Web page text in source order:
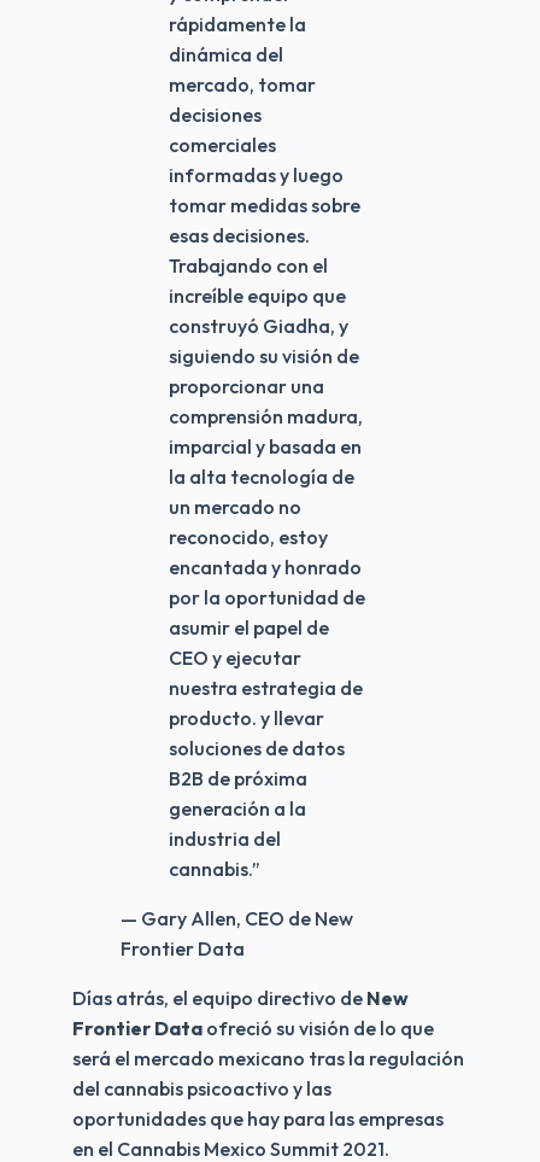
rápidamente la
dinámica del
mercado, tomar
decisiones
comerciales
informadas y luego
tomar medidas sobre
esas decisiones.
Trabajando con el
increíble equipo que
construyó Giadha, y
siguiendo su visión de
proporcionar una
comprensión madura,
imparcial y basada en
la alta tecnología de
un mercado no
reconocido, estoy
encantada y honrado
por la oportunidad de
asumir el papel de
CEO y ejecutar
nuestra estrategia de
producto. y llevar
soluciones de datos
B2B de próxima
generación a la
industria del
cannabis.”
— Gary Allen, CEO de New
Frontier Data
Días atrás, el equipo directivo de New
Frontier Data ofreció su visión de lo que
será el mercado mexicano tras la regulación
del cannabis psicoactivo y las
oportunidades que hay para las empresas
en el Cannabis Mexico Summit 2021.